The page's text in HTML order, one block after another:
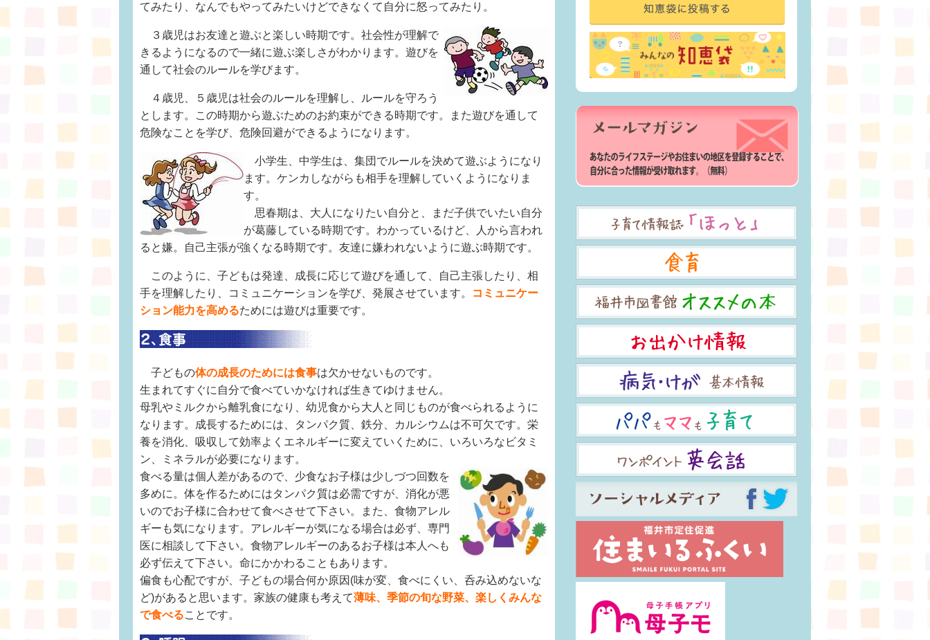
てみたり、なんでもやってみたいけどできなくて自分に怒ってみたり。
３歳児はお友達と遊ぶと楽しい時期です。社会性が理解で
きるようになるので一緒に遊ぶ楽しさがわかります。遊びを
通して社会のルールを学びます。
４歳児、５歳児は社会のルールを理解し、ルールを守ろう
とします。この時期から遊ぶためのお約束ができる時期です。また遊びを通して
危険なことを学び、危険回避ができるようになります。
小学生、中学生は、集団でルールを決めて遊ぶようになり
ます。ケンカしながらも相手を理解していくようになりま
す。
思春期は、大人になりたい自分と、まだ子供でいたい自分
が葛藤している時期です。わかっているけど、人から言われ
ると嫌。自己主張が強くなる時期です。友達に嫌われないように遊ぶ時期です。
このように、子どもは発達、成長に応じて遊びを通して、自己主張したり、相
手を理解したり、コミュニケーションを学び、発展させています。
コミュニケー
ション能力を高めるためには遊びは重要です。
子どもの体の成長のためには食事は欠かせないものです。
生まれてすぐに自分で食べていかなければ生きてゆけません。
母乳やミルクから離乳食になり、幼児食から大人と同じものが食べられるように
なります。成長するためには、タンパク質、鉄分、カルシウムは不可欠です。栄
養を消化、吸収して効率よくエネルギーに変えていくために、いろいろなビタミ
ン、ミネラルが必要になります。
食べる量は個人差があるので、少食なお子様は少しづつ回数を
多めに。体を作るためにはタンパク質は必需ですが、消化が悪
いのでお子様に合わせて食べさせて下さい。また、食物アレル
ギーも気になります。アレルギーが気になる場合は必ず、専門
医に相談して下さい。食物アレルギーのあるお子様は本人へも
必ず伝えて下さい。命にかかわることもあります。
偏食も心配ですが、子どもの場合何か原因(味が変、食べにくい、呑み込めないな
ど)があると思います。家族の健康も考えて薄味、季節の旬な野菜、楽しくみんな
で食べることです。